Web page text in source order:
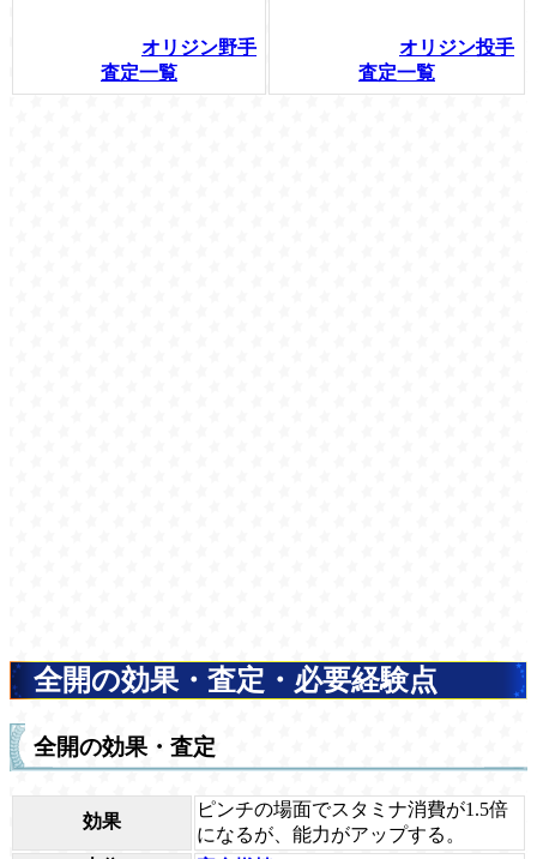
オリジン野手
査定一覧
オリジン投手
査定一覧
全開の効果・査定・必要経験点
全開の効果・査定
効果
ピンチの場面でスタミナ消費が1.5倍
になるが、能力がアップする。